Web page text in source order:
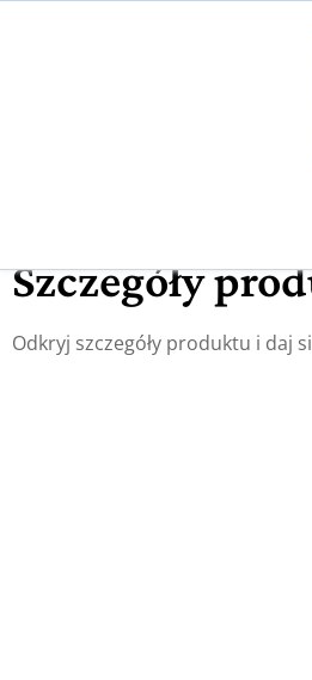
Szczegóły
Odkryj szczegóły produktu i daj